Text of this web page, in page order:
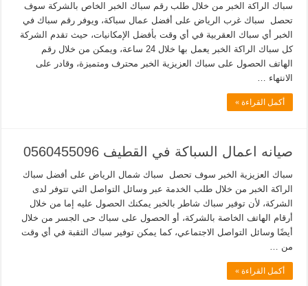
سباك الراكة الخبر من خلال طلب رقم سباك الخبر الخاص بالشركة سوف
تحصل سباك غرب الرياض على أفضل عمال سباكة، ويوفر رقم سباك في
الخبر أي سباك العقربية في أي وقت بأفضل الإمكانيات، حيث تقدم الشركة
كل سباك الراكة الخبر يعمل بها خلال 24 ساعة، ويمكن من خلال رقم
الهاتف الحصول على سباك العزيزية الخبر محترف ومتميزة، وقادر على
الانتهاء …
أكمل القراءة »
صيانه اعمال السباكة في القطيف 0560455096
سباك العزيزية الخبر سوف تحصل سباك شمال الرياض على أفضل سباك
الراكة الخبر من خلال طلب الخدمة عبر وسائل التواصل التي تتوفر لدى
الشركة، لأن توفير سباك شاطر بالخبر يمكنك الحصول عليه إما من خلال
أرقام الهاتف الخاصة بالشركة، أو الحصول على سباك حى الجسر من خلال
أيضًا وسائل التواصل الاجتماعي، كما يمكن توفير سباك الثقبة في أي وقت
من …
أكمل القراءة »